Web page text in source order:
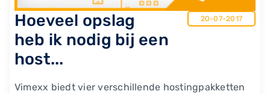
Hoeveel opslag
heb ik nodig bij een
host...
20-07-2017
Vimexx biedt vier verschillende hostingpakketten